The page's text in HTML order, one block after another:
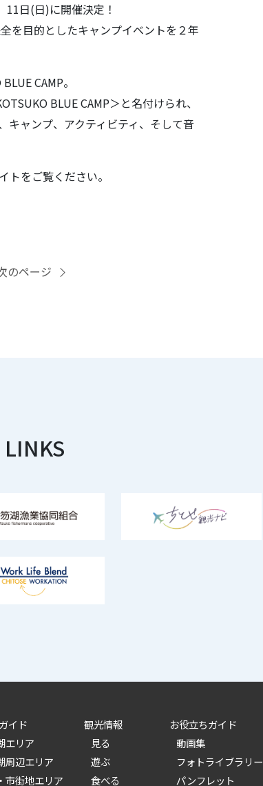
11日(日)に開催決定！
を目的としたキャンプイベントを２年
CAMP。
BLUE CAMP＞と名付けられ、
キャンプ、アクティビティ、そして音
をご覧ください。
のページ
LINKS
イド
エリア
周辺エリア
市街地エリア
観光情報
見る
遊ぶ
食べる
お役立ちガイド
動画集
フォトライブラリー
パンフレット